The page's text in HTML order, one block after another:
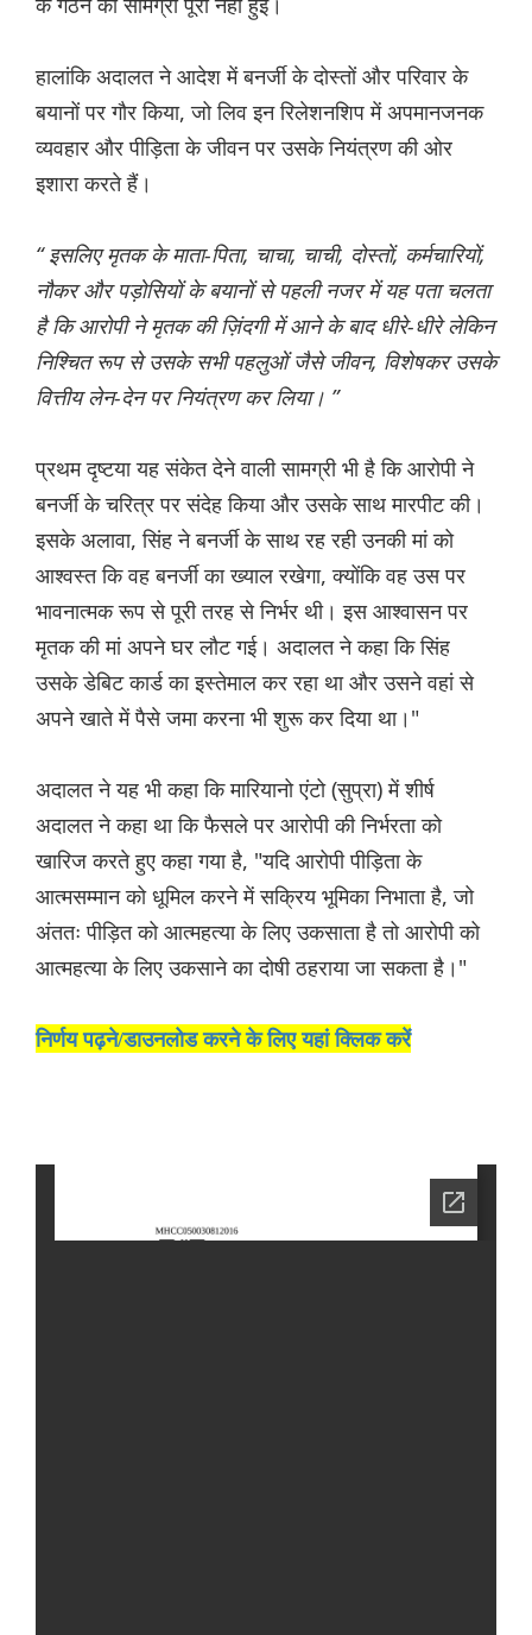
हालांकि अदालत ने आदेश में बनर्जी के दोस्तों और परिवार के
बयानों पर गौर किया, जो लिव इन रिलेशनशिप में अपमानजनक
व्यवहार और पीड़िता के जीवन पर उसके नियंत्रण की ओर
इशारा करते हैं।
“ इसलिए मृतक के माता-पिता, चाचा, चाची, दोस्तों, कर्मचारियों,
नौकर और पड़ोसियों के बयानों से पहली नजर में यह पता चलता
है कि आरोपी ने मृतक की ज़िंदगी में आने के बाद धीरे-धीरे लेकिन
निश्चित रूप से उसके सभी पहलुओं जैसे जीवन, विशेषकर उसके
वित्तीय लेन-देन पर नियंत्रण कर लिया। ”
प्रथम दृष्टया यह संकेत देने वाली सामग्री भी है कि आरोपी ने
बनर्जी के चरित्र पर संदेह किया और उसके साथ मारपीट की।
इसके अलावा, सिंह ने बनर्जी के साथ रह रही उनकी मां को
आश्वस्त कि वह बनर्जी का ख्याल रखेगा, क्योंकि वह उस पर
भावनात्मक रूप से पूरी तरह से निर्भर थी। इस आश्वासन पर
मृतक की मां अपने घर लौट गई। अदालत ने कहा कि सिंह
उसके डेबिट कार्ड का इस्तेमाल कर रहा था और उसने वहां से
अपने खाते में पैसे जमा करना भी शुरू कर दिया था।"
अदालत ने यह भी कहा कि मारियानो एंटो (सुप्रा) में शीर्ष
अदालत ने कहा था कि फैसले पर आरोपी की निर्भरता को
खारिज करते हुए कहा गया है, "यदि आरोपी पीड़िता के
आत्मसम्मान को धूमिल करने में सक्रिय भूमिका निभाता है, जो
अंततः पीड़ित को आत्महत्या के लिए उकसाता है तो आरोपी को
आत्महत्या के लिए उकसाने का दोषी ठहराया जा सकता है।"
निर्णय पढ़ने/डाउनलोड करने के लिए यहां क्लिक करें